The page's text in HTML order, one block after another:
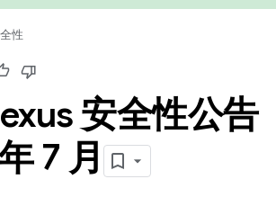
性
安全性公告
7 月